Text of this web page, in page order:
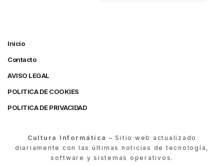
Inicio
Contacto
AVISO LEGAL
POLITICA DE COOKIES
POLITICA DE PRIVACIDAD
Cultura Informática – Sitio web actualizado
diariamente con las últimas noticias de tecnología,
software y sistemas operativos.